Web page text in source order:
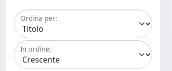
Ordina per:
In ordine: